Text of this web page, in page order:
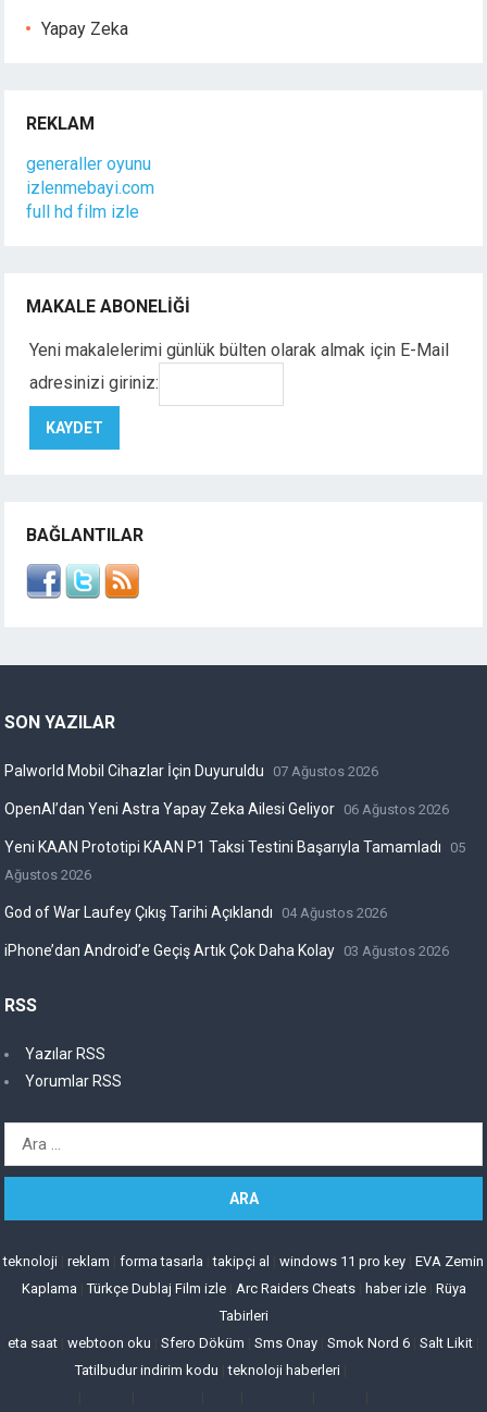
Yapay Zeka
REKLAM
generaller oyunu
izlenmebayi.com
full hd film izle
MAKALE ABONELIĞI
Yeni makalelerimi günlük bülten olarak almak için E-Mail
adresinizi giriniz:
BAĞLANTILAR
SON YAZILAR
Palworld Mobil Cihazlar İçin Duyuruldu 07 Ağustos 2026
OpenAI’dan Yeni Astra Yapay Zeka Ailesi Geliyor 06 Ağustos 2026
Yeni KAAN Prototipi KAAN P1 Taksi Testini Başarıyla Tamamladı
05
Ağustos 2026
God of War Laufey Çıkış Tarihi Açıklandı 04 Ağustos 2026
iPhone’dan Android’e Geçiş Artık Çok Daha Kolay 03 Ağustos 2026
RSS
Yazılar RSS
Yorumlar RSS
Arama:
teknoloji reklam forma tasarla |takipçi al windows 11 pro key EVA Zemin
Kaplama |Türkçe Dublaj Film izle| Arc Raiders Cheats| haber izle| Rüya
Tabirleri
eta saat webtoon oku Sfero Döküm Sms Onay Smok Nord 6 Salt Likit
Tatilbudur indirim kodu |teknoloji haberleri|